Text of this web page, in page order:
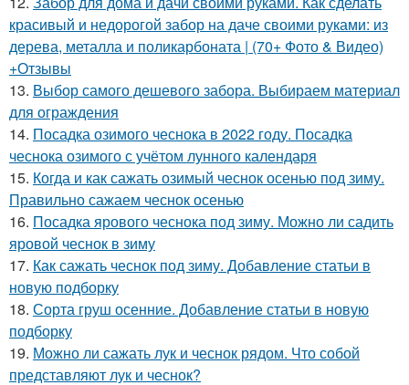
красивый и недорогой забор на даче своими руками: из
дерева, металла и поликарбоната | (70+ Фото & Видео)
+Отзывы
13. Выбор самого дешевого забора. Выбираем материал
для ограждения
14. Посадка озимого чеснока в 2022 году. Посадка
чеснока озимого с учётом лунного календаря
15. Когда и как сажать озимый чеснок осенью под зиму.
Правильно сажаем чеснок осенью
16. Посадка ярового чеснока под зиму. Можно ли садить
яровой чеснок в зиму
17. Как сажать чеснок под зиму. Добавление статьи в
новую подборку
18. Сорта груш осенние. Добавление статьи в новую
подборку
19. Можно ли сажать лук и чеснок рядом. Что собой
представляют лук и чеснок?